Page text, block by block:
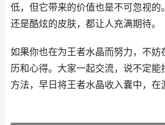
低，但它带来的价值也是不可忽视的
还是酷炫的皮肤，都让人充满期待。
如果你也在为王者水晶而努力，不妨
历和心得。大家一起交流，说不定能
方法，早日将王者水晶收入囊中，在